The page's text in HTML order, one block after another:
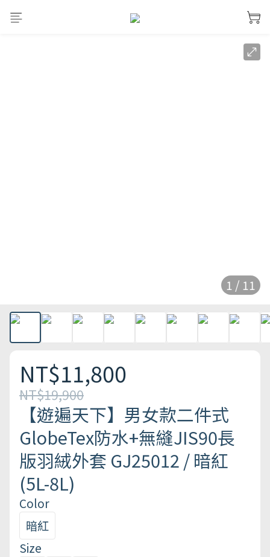
1 / 11
NT$11,800
NT$19,900
【遊遍天下】男女款二件式
GlobeTex防水+無縫JIS90長
版羽絨外套 GJ25012 / 暗紅
(5L-8L)
Color
暗紅
Size